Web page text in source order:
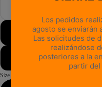
Size Guide